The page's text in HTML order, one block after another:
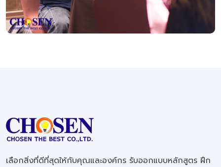
เลือกสิ่งที่ดีที่สุดให้กับคุณและองค์กร รับออกแบบหลักสูตร ฝึก